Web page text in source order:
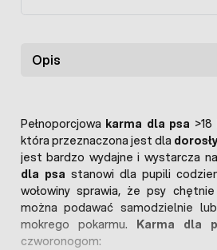
Opis
Pełnoporcjowa karma dla psa
która przeznaczona jest dla
jest bardzo wydajne i wystarcza na
dla psa stanowi dla pupili
wołowiny sprawia, że psy
można podawać samodzielnie
mokrego pokarmu. Karma dla
czworonogom: